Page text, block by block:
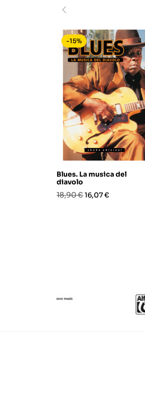
Blues. La musica del
diavolo
Prezzo
18,90 €Prezzo
16,07 €
-15%